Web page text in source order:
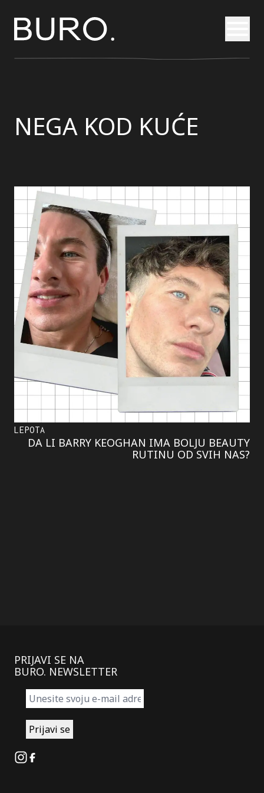
NEGA KOD KUĆE
LEPOTA
DA LI BARRY KEOGHAN IMA BOLJU BEAUTY
RUTINU OD SVIH NAS?
PRIJAVI SE NA
BURO. NEWSLETTER
Instagram
Facebook